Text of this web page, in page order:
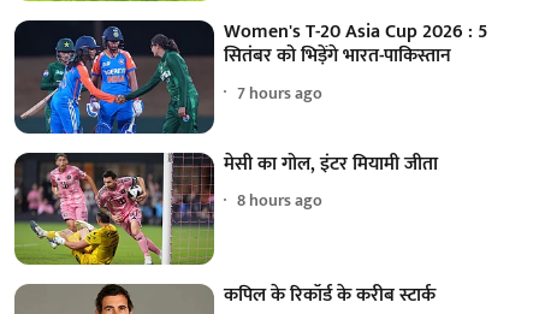
Women's T-20 Asia Cup 2026 : 5
सितंबर को भिड़ेंगे भारत-पाकिस्तान
7 hours ago
मेसी का गोल, इंटर मियामी जीता
8 hours ago
कपिल के रिकॉर्ड के करीब स्टार्क